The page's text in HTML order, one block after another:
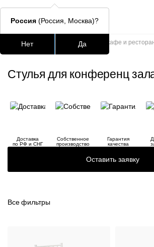
Столешницы
lars
шафран
Главная Стулья для кафе и
Стулья для конференц зала
Стулья для конференц
Доставка
по РФ и СНГ
Собственное
производство
Гарантия
качества
Оставить заявку
Все фильтры
Россия (Россия, Москва)?
Нет Да